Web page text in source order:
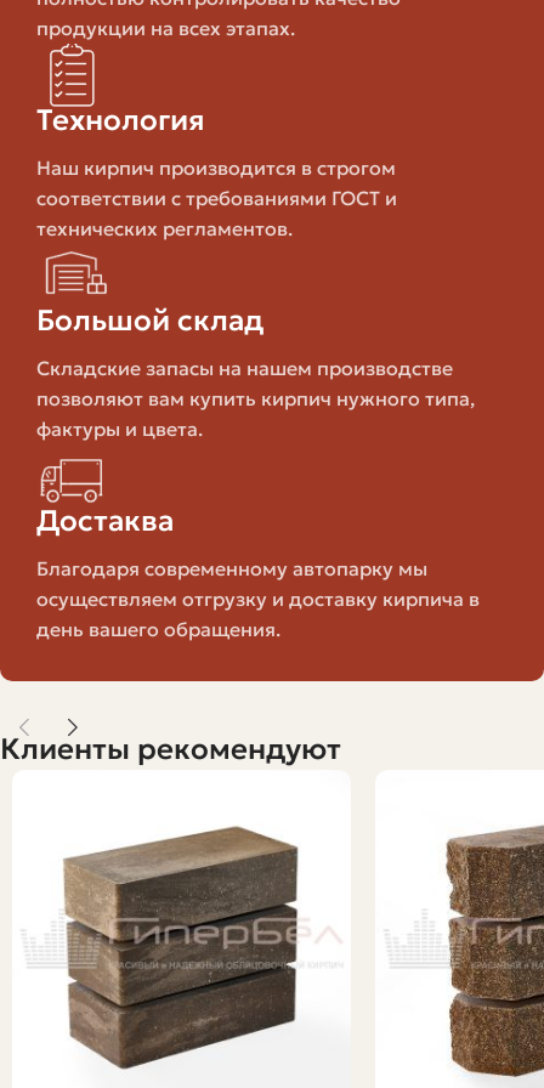
Технические характеристики: на что
смотреть
При выборе кирпича важно учитывать четыре
ключевых параметра: прочность на сжатие,
морозостойкость, водопоглощение и плотность. Они
определяют долговечность и пригодность материала
для конкретной климатической зоны.
Прочность обозначается в классах, например М150,
M200 и выше. Для несущих конструкций выбирают
более высокие классы. Морозостойкость обозначается
как F50, F100 и т.д.; для средней полосы России лучше
ориентироваться на F75–F200 в зависимости от
проекта.
характеристик
(пример)
Прочность (M)
M100–
Несущие стены,
Морозостойкость
F50–
F300
Облицовка и
Водопоглощение 4–8%
Влияет на
морозостойкость и
продукции на всех этапах.
Технология
Наш кирпич производится в строгом
соответствии с требованиями ГОСТ и
технических регламентов.
Большой склад
Складские запасы на нашем производстве
позволяют вам купить кирпич нужного типа,
фактуры и цвета.
Достаква
Благодаря современному автопарку мы
осуществляем отгрузку и доставку кирпича в
день вашего обращения.
Клиенты рекомендуют